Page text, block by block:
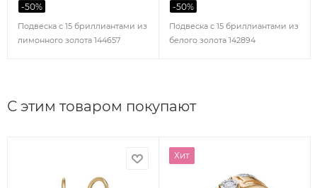
Подвеска с 15 бриллиантами из
лимонного золота 144657
-50%
Подвеска с 15 бриллиантами из
белого золота 142894
-50%
С этим товаром покупают
Хит